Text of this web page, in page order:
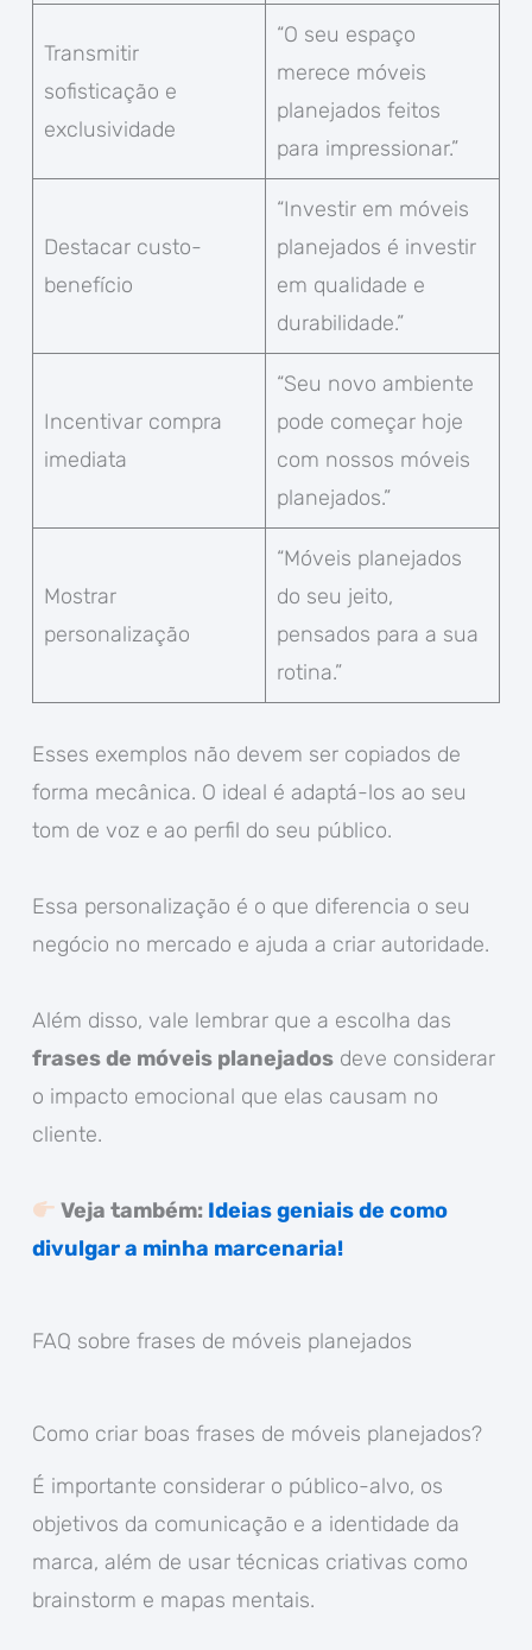
Transmitir
sofisticação e
exclusividade
“O seu espaço
merece móveis
planejados feitos
para impressionar.”
Destacar custo-
benefício
“Investir em móveis
planejados é investir
em qualidade e
durabilidade.”
Incentivar compra
imediata
“Seu novo ambiente
pode começar hoje
com nossos móveis
planejados.”
Mostrar
personalização
“Móveis planejados
do seu jeito,
pensados para a sua
rotina.”
Esses exemplos não devem ser copiados de
forma mecânica. O ideal é adaptá-los ao seu
tom de voz e ao perfil do seu público.
Essa personalização é o que diferencia o seu
negócio no mercado e ajuda a criar autoridade.
Além disso, vale lembrar que a escolha das
frases de móveis planejadosdeve considerar
o impacto emocional que elas causam no
cliente.
Veja também: Ideias geniais de como
divulgar a minha marcenaria!
FAQ sobre frases de móveis planejados
Como criar boas frases de móveis planejados?
É importante considerar o público-alvo, os
objetivos da comunicação e a identidade da
marca, além de usar técnicas criativas como
brainstorm e mapas mentais.